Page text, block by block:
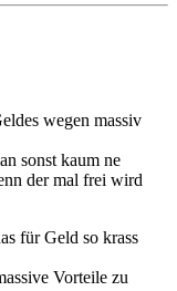
wegen massiv
sonst kaum ne
der mal frei wird
für Geld so krass
Vorteile zu